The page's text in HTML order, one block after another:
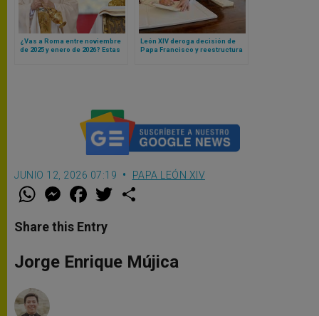
¿Vas a Roma entre noviembre
de 2025 y enero de 2026? Estas
León XIV deroga decisión de
Papa Francisco y reestructura
JUNIO 12, 2026 07:19 PAPA LEÓN XIV
W
t
s
p
p
M
e
s
e
g
e
F
a
e
b
o
k
w
r
Share this Entry
Jorge Enrique Mújica